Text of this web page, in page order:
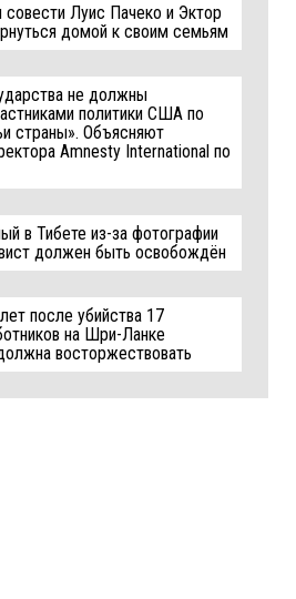
совести Луис Пачеко и Эктор
домой к своим семьям
не должны
политики США по
страны». Объясняют
Amnesty International по
в Тибете из-за фотографии
должен быть освобождён
после убийства 17
на Шри-Ланке
восторжествовать